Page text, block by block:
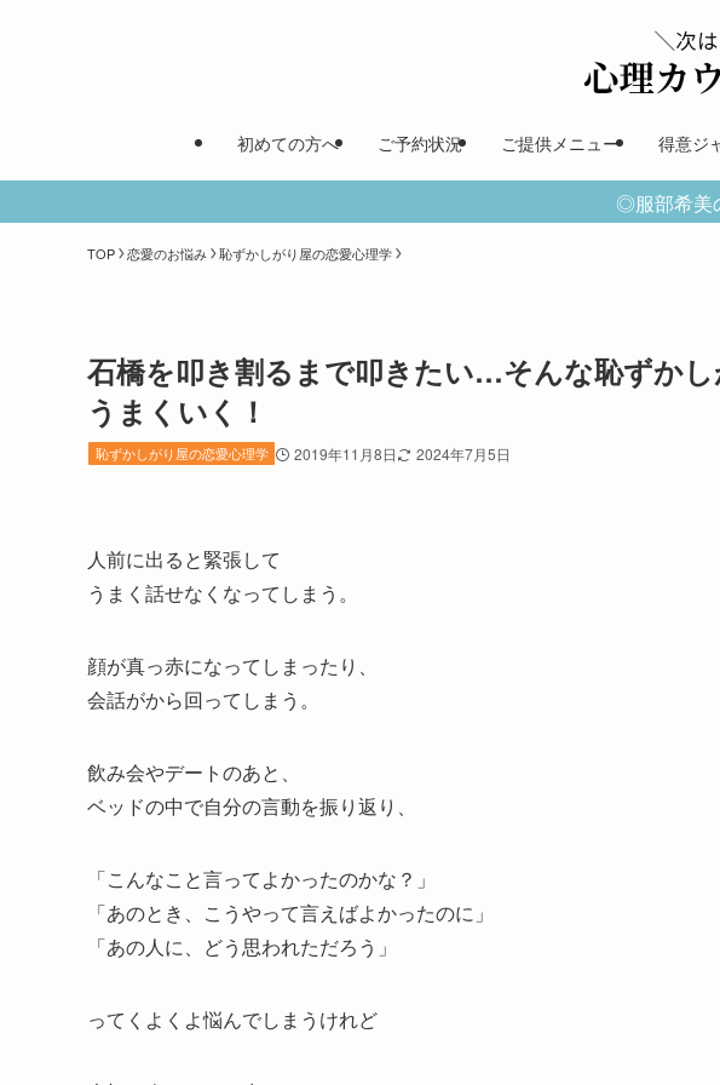
初めての方へ ご予約状況 ご提供メニュー 得意ジ
◎服部希美
TOP 恋愛のお悩み 恥ずかしがり屋の恋愛心理学
石橋を叩き割るまで叩きたい…そんな恥ずか
うまくいく！
恥ずかしがり屋の恋愛心理学 2019年11月8日 2024年7月5日
人前に出ると緊張して
うまく話せなくなってしまう。
顔が真っ赤になってしまったり、
会話がから回ってしまう。
飲み会やデートのあと、
ベッドの中で自分の言動を振り返り、
「こんなこと言ってよかったのかな？」
「あのとき、こうやって言えばよかったのに」
「あの人に、どう思われただろう」
ってくよくよ悩んでしまうけれど